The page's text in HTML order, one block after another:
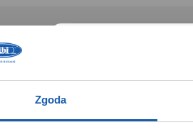
Zgoda
Zegarki
Instrumenty muzyczne
Kalkulatory